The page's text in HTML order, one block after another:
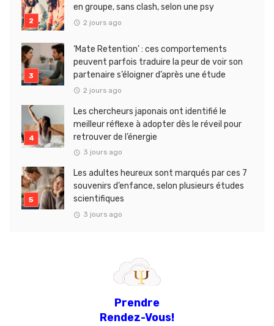
en groupe, sans clash, selon une psy
2 jours ago
‘Mate Retention’ : ces comportements
peuvent parfois traduire la peur de voir son
partenaire s’éloigner d’après une étude
2 jours ago
Les chercheurs japonais ont identifié le
meilleur réflexe à adopter dès le réveil pour
retrouver de l’énergie
3 jours ago
Les adultes heureux sont marqués par ces 7
souvenirs d’enfance, selon plusieurs études
scientifiques
3 jours ago
Prendre
Rendez-Vous!